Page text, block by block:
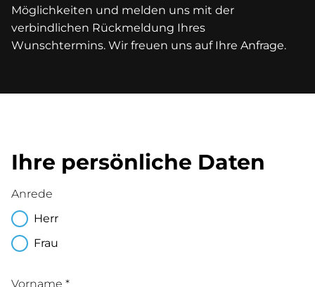
Möglichkeiten und melden uns mit der
verbindlichen Rückmeldung Ihres
Wunschtermins. Wir freuen uns auf Ihre Anfrage.
Ihre persönliche Daten
Anrede
Herr
Frau
Vorname *